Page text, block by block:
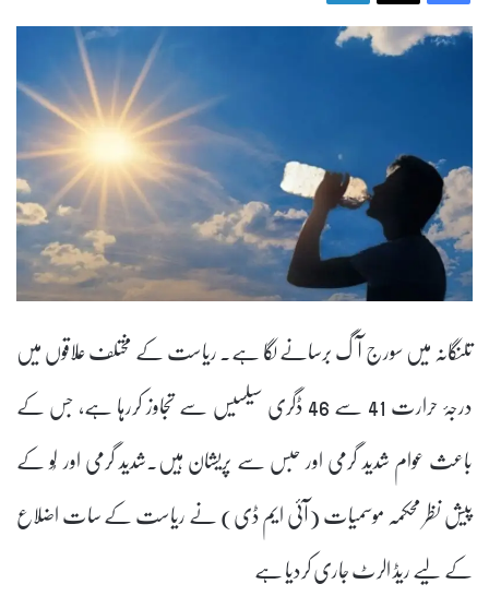
تلنگانہ میں سورج آگ برسانے لگا ہے۔ ریاست کے مختلف علاقوں میں
درجۂ حرارت 41 سے 46 ڈگری سیلسیس سے تجاوز کررہا ہے، جس کے
باعث عوام شدید گرمی اور حبس سے پریشان ہیں۔شدید گرمی اور لُو کے
پیش نظر محکمہ موسمیات (آئی ایم ڈی) نے ریاست کے سات اضلاع
کے لیے ریڈ الرٹ جاری کردیا ہے